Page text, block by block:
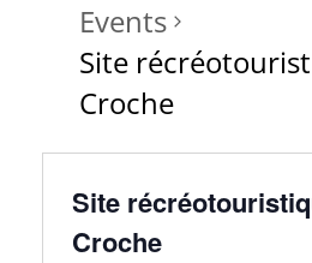
Events
Site
Croche
Site
Croche